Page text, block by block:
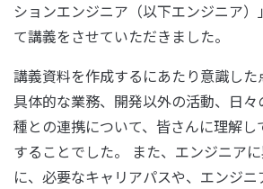
ションエンジニア（以下エンジニア
て講義をさせていただきました。
講義資料を作成するにあたり意識し
具体的な業務、開発以外の活動、日
種との連携について、皆さんに理解し
することでした。 また、エンジニア
に、必要なキャリアパスや、エンジ